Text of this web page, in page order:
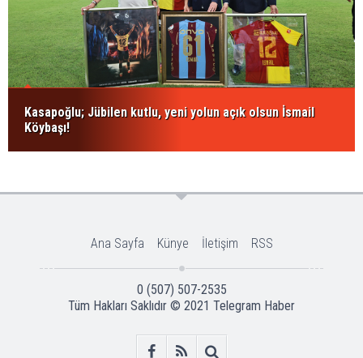
Kasapoğlu; Jübilen kutlu, yeni yolun açık olsun İsmail
Köybaşı!
Ana Sayfa Künye İletişim RSS
0 (507) 507-2535
Tüm Hakları Saklıdır © 2021 Telegram Haber